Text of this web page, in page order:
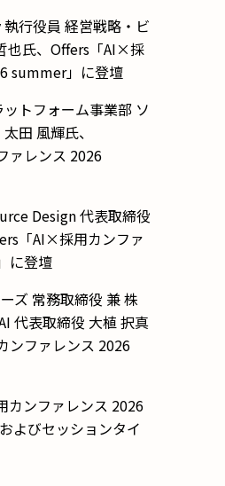
行役員 経営戦略・ビ
也氏、Offers「AI×採
summer」に登壇
トフォーム事業部 ソ
田 風輝氏、
ァレンス 2026
Design 代表取締役
「AI×採用カンファ
に登壇
ズ 常務取締役 兼 株
代表取締役 大植 択真
ンファレンス 2026
ンファレンス 2026
よびセッションタイ